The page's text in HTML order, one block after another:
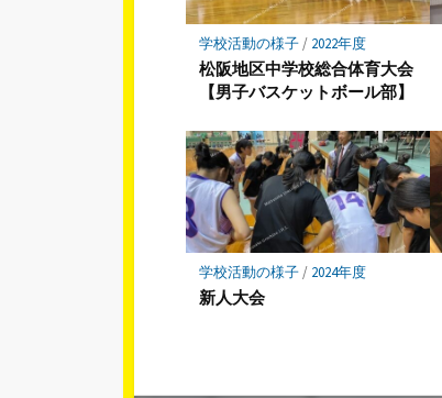
学校活動の様子/ 2022年度
松阪地区中学校総合体育大会
【男子バスケットボール部】
学校活動の様子/ 2024年度
新人大会